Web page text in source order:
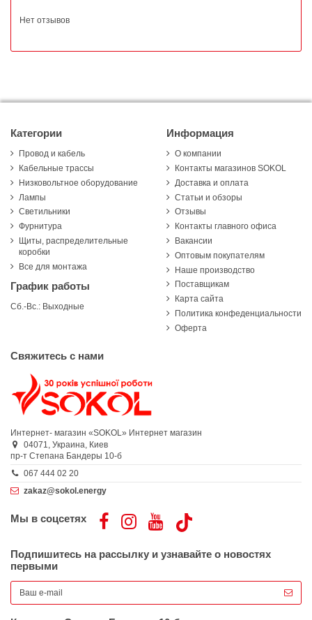
Нет отзывов
Категории
Провод и кабель
Кабельные трассы
Низковольтное оборудование
Лампы
Светильники
Фурнитура
Щиты, распределительные
коробки
Все для монтажа
График работы
Сб.-Вс.: Выходные
Информация
О компании
Контакты магазинов SOKOL
Доставка и оплата
Статьи и обзоры
Отзывы
Контакты главного офиса
Вакансии
Оптовым покупателям
Наше производство
Поставщикам
Карта сайта
Политика конфеденциальности
Оферта
Свяжитесь с нами
Интернет- магазин «SOKOL» Интернет магазин
04071, Украина, Киев
пр-т Степана Бандеры 10-б
067 444 02 20
zakaz@sokol.energy
Мы в соцсетях
Подпишитесь на рассылку и узнавайте о новостях
первыми